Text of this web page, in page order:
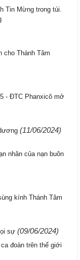
Tin Mừng trong túi.
cho Thánh Tâm
- ĐTC Phanxicô mở
(11/06/2024)
nhân của nạn buôn
kính Thánh Tâm
sự (09/06/2024)
đoàn trên thế giới